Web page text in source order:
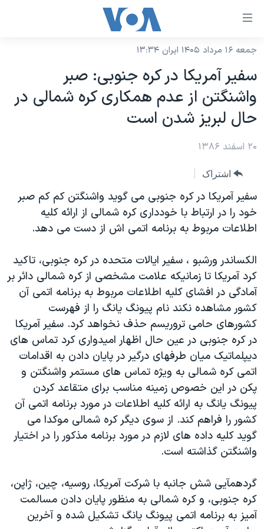
لینکهای
دسترسی
جهش
محتوای
اصلی
به
صفحه
جهش
به
جستجو
نسخه سبک وب‌سایت
موضوع ها
ایران
آمریکا
جهان
ورزشی
گزیده‌ها
ویژه برنامه‌ها
ویدیوها
فرهنگ و زندگی
حقوق شهروندی
اقتصادی
علم و فناوری
اسرائیل در جنگ
گالری عکس
آرشیو پخش زنده
برنامه های تلویزیونی
جدول برنامه ها
صفحه‌های ویژه
جام جهانی ۲۰۲۶
عملیات خشم حماسی
۲۵۰سالگی آمریکا
بایگانی برنامه‌های تلویزیونی
مستندها
انتخابات ریاست جمهوری آمریکا ۲۰۲۴
حمله جمهوری اسلامی به اسرائیل
رمز مهسا
ورزش زنان در ایران
اعتراضات زن، زندگی، آزادی
مجموعه مستندهای دادخواهی
تریبونال مردمی آبان ۹۸
دادگاه حمید نوری
قانون شفافیت دارائی کادر رهبری ایران
اعتراضات مردمی آبان ۹۸
فرکانس‌های صدای آمریکا
پخش رادیویی
دنبال کنید
زبانهای مختلف
جمعه ۱۶ مرداد ۱۴۰۵ ایران ۱۳:۳۴
سفير آمريکا در کره جنوبی: صبر
واشنگتن از عدم همکاری کره شمالی در
حال لبريز شدن است
۲۰ اسفند ۱۳۸۶
اشتراک
سفير آمريکا در کره جنوبی می گويد واشنگتن کم کم صبر
خود را در ارتباط با خودداری کره شمالی از ارائه کليه
اطلاعات مربوط به برنامه اتمی اش از دست می دهد.
الکساندر ورشبو ، سفير ايالات متحده در کره جنوبی، تاکيد
کرد آمريکا تا زمانيکه علامت مشخصی از کره شمالی دائر بر
آمادگی در افشای کليه اطلاعات مربوط به برنامه اتمی آن
کشور مشاهده نکند نام پيونگ يانگ را از فهرست
کشورهای حامی تروريسم حذف نخواهد کرد. سفير آمريکا
در کره جنوبی در عين حال اظهار اميدواری کرد تماس های
ديپلماتيک ميان طرفهای درگير در پايان دادن به اقدامات
اتمی کره شمالی به ويژه تماس های مستمر واشنگتن و
پکن در اين خصوص زمينه مناسب برای متقاعد کردن
پيونگ يانگ به ارائه کليه اطلاعات در مورد برنامه اتمی آن
کشور را فراهم کند. از سوی ديگر کره شمالی موکدا می
گويد کليه داده های لازم در مورد برنامه مذکور را در اختيار
واشنگتن گذاشته است.
گردهمآيی شش جانبه با شرکت آمريکا، روسيه، چين، ژاپن،
کره جنوبی، و کره شمالی به منظور پايان دادن مسالمت
آميز به برنامه اتمی پيونگ يانگ تشکيل شده و آخرين